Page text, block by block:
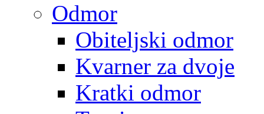
Odmor
Obiteljski odmor
Kvarner za dvoje
Kratki odmor